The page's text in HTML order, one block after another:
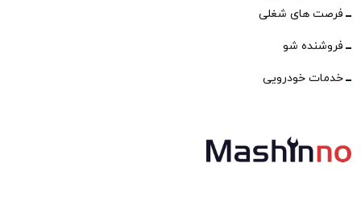
فرصت های شغلی
فروشنده شو
خدمات خودرویی